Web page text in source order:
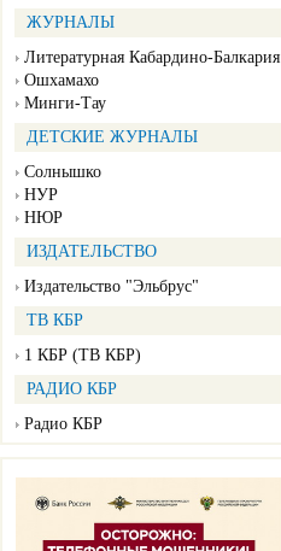
ЖУРНАЛЫ
Литературная Кабардино-Балкария
Ошхамахо
Минги-Тау
ДЕТСКИЕ ЖУРНАЛЫ
Солнышко
НУР
НЮР
ИЗДАТЕЛЬСТВО
Издательство "Эльбрус"
ТВ КБР
1 КБР (ТВ КБР)
РАДИО КБР
Радио КБР